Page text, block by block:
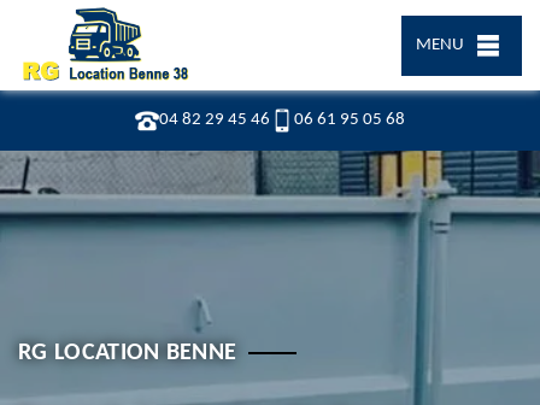
04 82 29 45 46 06 61 95 05 68
MENU
RG LOCATION BENNE